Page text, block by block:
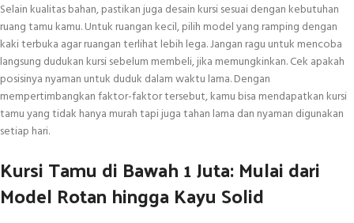
Selain kualitas bahan, pastikan juga desain kursi sesuai dengan kebutuhan
ruang tamu kamu. Untuk ruangan kecil, pilih model yang ramping dengan
kaki terbuka agar ruangan terlihat lebih lega. Jangan ragu untuk mencoba
langsung dudukan kursi sebelum membeli, jika memungkinkan. Cek apakah
posisinya nyaman untuk duduk dalam waktu lama. Dengan
mempertimbangkan faktor-faktor tersebut, kamu bisa mendapatkan kursi
tamu yang tidak hanya murah tapi juga tahan lama dan nyaman digunakan
setiap hari.
Kursi Tamu di Bawah 1 Juta: Mulai dari
Model Rotan hingga Kayu Solid